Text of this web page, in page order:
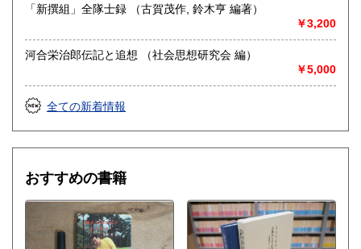
「新撰組」全隊士録 （古賀茂作, 鈴木亨 編著）
￥3,200
河合栄治郎伝記と追想 （社会思想研究会 編）
￥5,000
全ての新着情報
おすすめの書籍